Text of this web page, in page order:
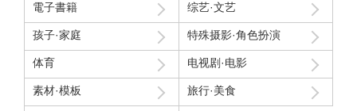
電子書籍 综艺·文艺
孩子·家庭 特殊摄影·角色扮演
体育 电视剧·电影
素材·模板 旅行·美食